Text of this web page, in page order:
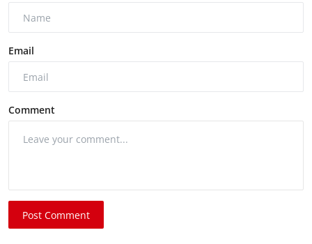
Email
Comment
Post Comment